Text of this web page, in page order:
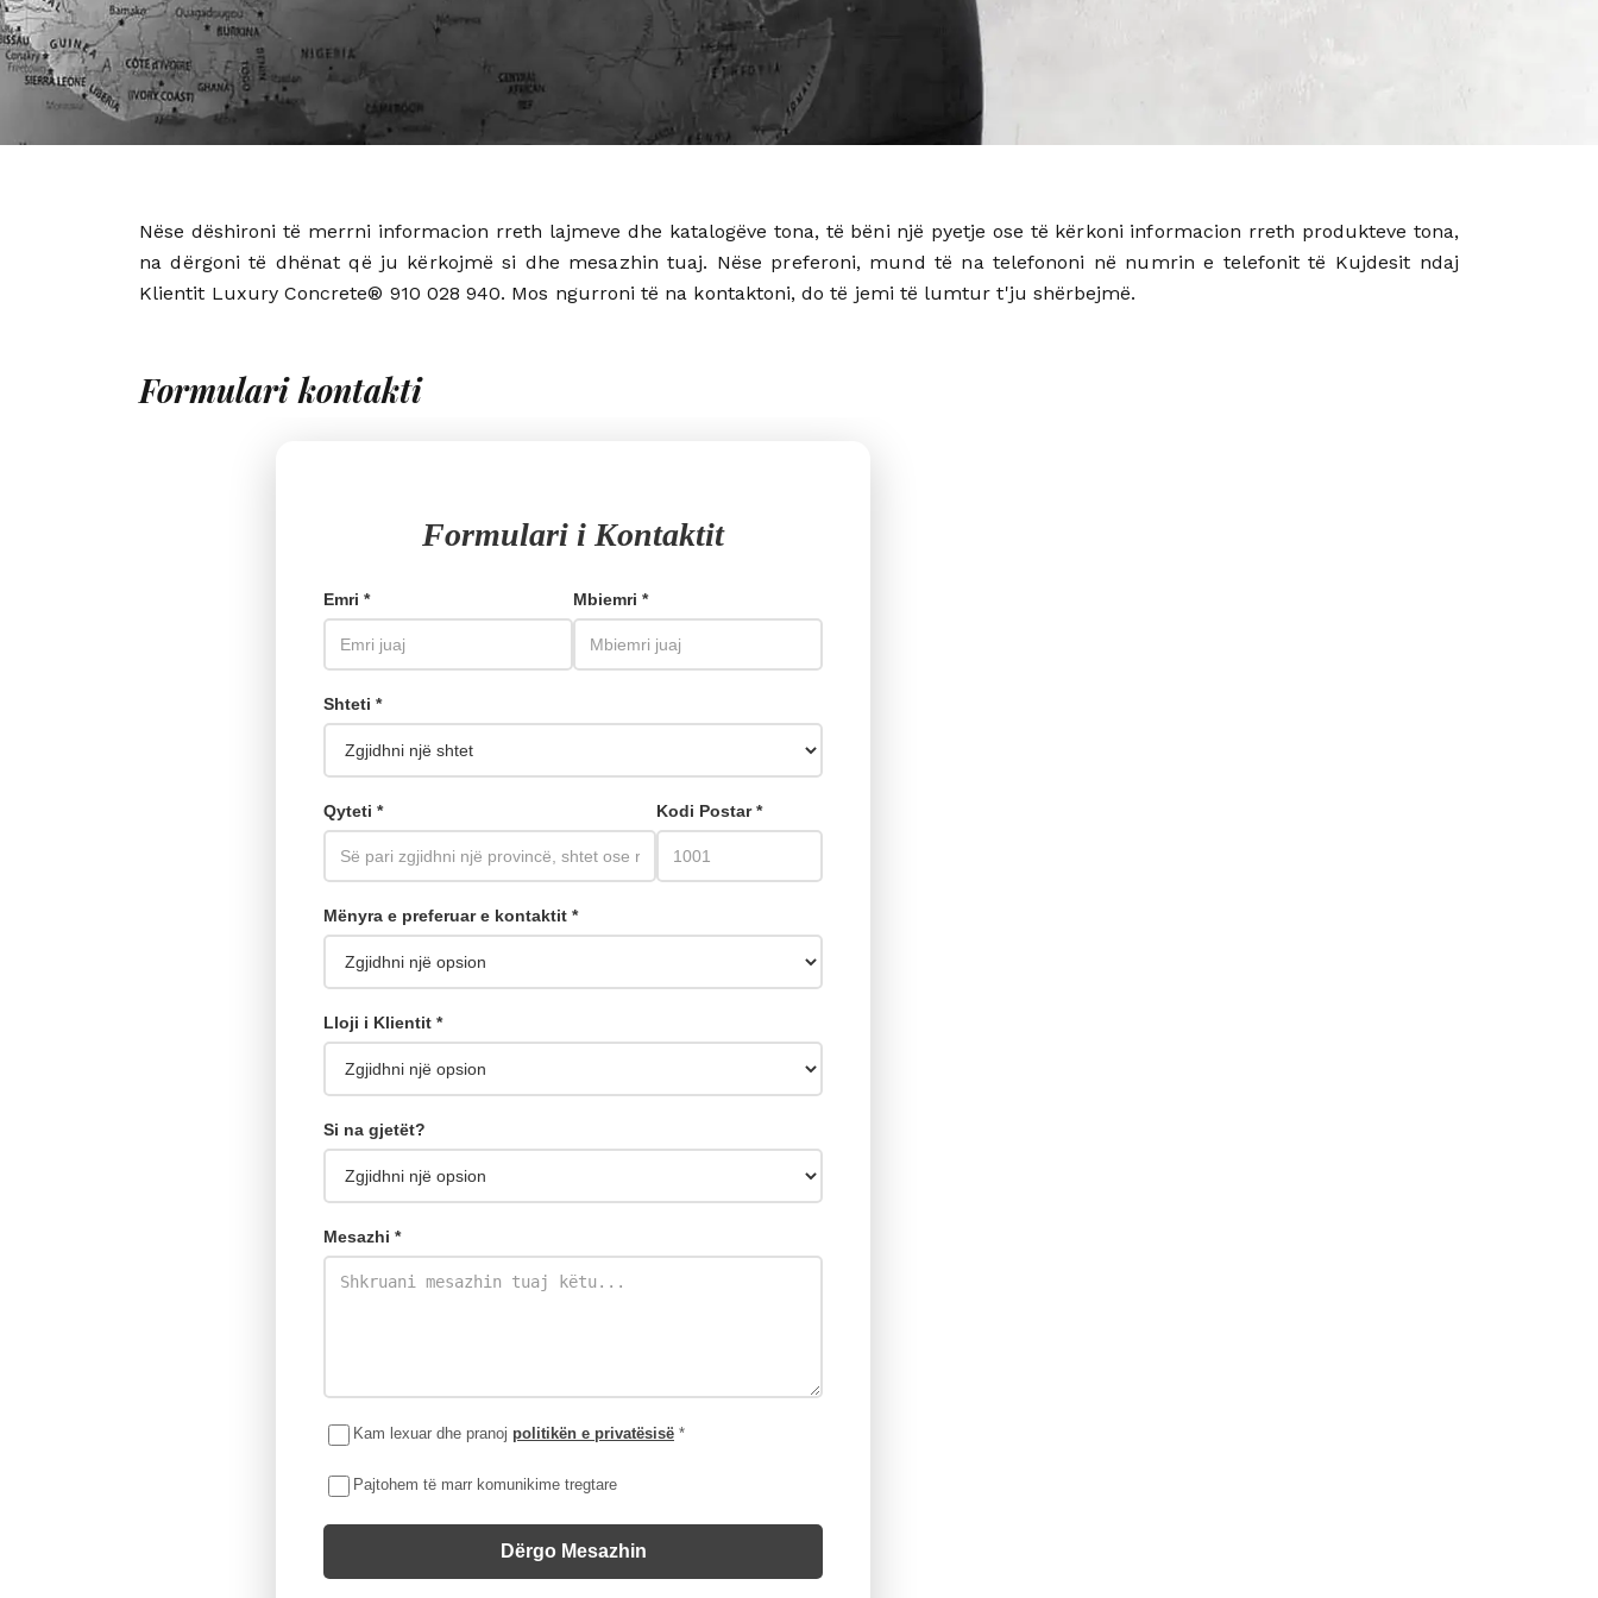
Nëse dëshironi të merrni informacion rreth lajmeve dhe katalogëve tona, të bëni një pyetje ose të kërkoni informacion rreth produkteve tona,
na dërgoni të dhënat që ju kërkojmë si dhe mesazhin tuaj. Nëse preferoni, mund të na telefononi në numrin e telefonit të Kujdesit ndaj
Klientit Luxury Concrete® 910 028 940. Mos ngurroni të na kontaktoni, do të jemi të lumtur t'ju shërbejmë.
Formulari kontakti